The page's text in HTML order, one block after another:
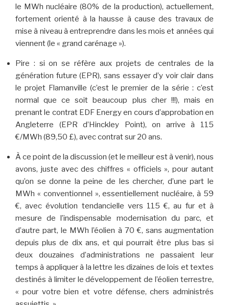
le MWh nucléaire (80% de la production), actuellement,
fortement orienté à la hausse à cause des travaux de
mise à niveau à entreprendre dans les mois et années qui
viennent (le « grand carénage »).
Pire : si on se réfère aux projets de centrales de la
génération future (EPR), sans essayer d’y voir clair dans
le projet Flamanville (c’est le premier de la série : c’est
normal que ce soit beaucoup plus cher !!!), mais en
prenant le contrat EDF Energy en cours d’approbation en
Angleterre (EPR d’Hinckley Point), on arrive à 115
€/MWh (89,50 £), avec contrat sur 20 ans.
À ce point de la discussion (et le meilleur est à venir), nous
avons, juste avec des chiffres « officiels », pour autant
qu’on se donne la peine de les chercher, d’une part le
MWh « conventionnel », essentiellement nucléaire, à 59
€, avec évolution tendancielle vers 115 €, au fur et à
mesure de l’indispensable modernisation du parc, et
d’autre part, le MWh l’éolien à 70 €, sans augmentation
depuis plus de dix ans, et qui pourrait être plus bas si
deux douzaines d’administrations ne passaient leur
temps à appliquer à la lettre les dizaines de lois et textes
destinés à limiter le développement de l’éolien terrestre,
« pour votre bien et votre défense, chers administrés